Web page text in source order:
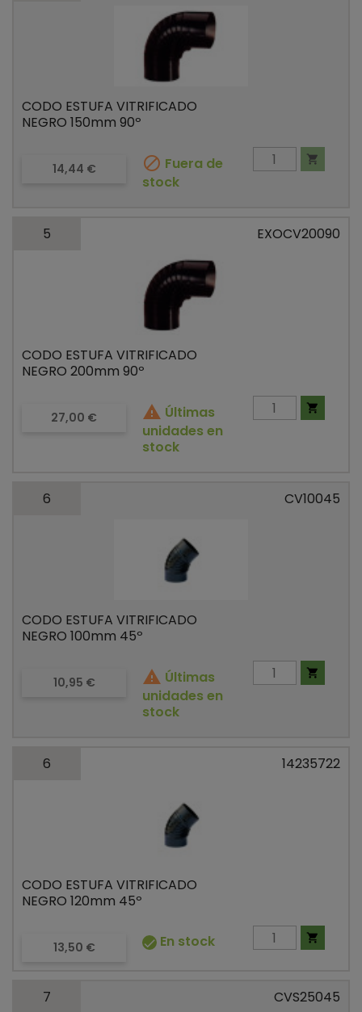
CODO ESTUFA VITRIFICADO
NEGRO 150mm 90º
Precio
14,44 €  Fuera de
stock

5 EXOCV20090
CODO ESTUFA VITRIFICADO
NEGRO 200mm 90º
Precio
27,00 €  Últimas
unidades en
stock

6 CV10045
CODO ESTUFA VITRIFICADO
NEGRO 100mm 45º
Precio
10,95 €  Últimas
unidades en
stock

6 14235722
CODO ESTUFA VITRIFICADO
NEGRO 120mm 45º
Precio
13,50 €  En stock 
7 CVS25045